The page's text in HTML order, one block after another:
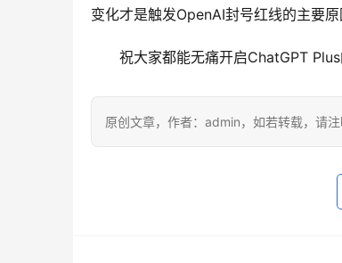
变化才是触发OpenAI封号红线的主要原
祝大家都能无痛开启ChatGPT Plus
原创文章，作者：admin，如若转载，